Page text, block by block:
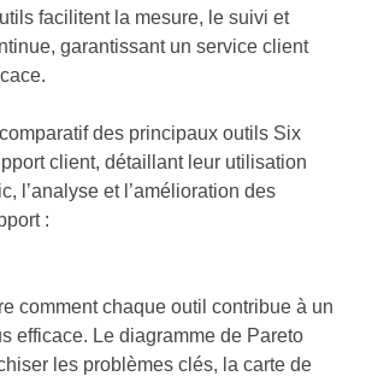
facilitent la mesure, le suivi et
garantissant un service client
des principaux outils Six
client, détaillant leur utilisation
l’analyse et l’amélioration des
:
comment chaque outil contribue à un
efficace. Le diagramme de Pareto
les problèmes clés, la carte de